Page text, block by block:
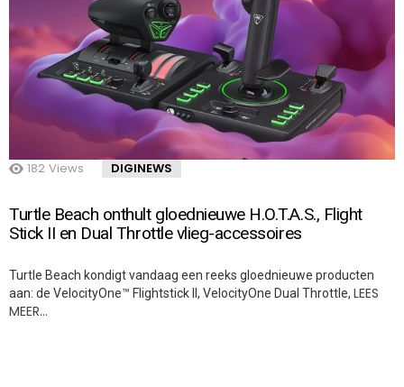
182 Views DIGINEWS
Turtle Beach onthult gloednieuwe H.O.T.A.S., Flight
Stick II en Dual Throttle vlieg-accessoires
Turtle Beach kondigt vandaag een reeks gloednieuwe producten
aan: de VelocityOne™ Flightstick II, VelocityOne Dual Throttle, LEES
MEER…